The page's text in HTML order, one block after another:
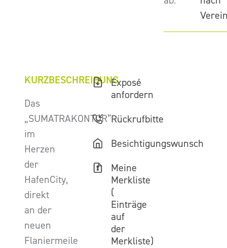
KURZBESCHREIBUNG
Das
„SUMATRAKONTOR”
im
Herzen
der
HafenCity,
direkt
an der
neuen
Flaniermeile
Exposé
anfordern
Rückrufbitte
Besichtigungswunsch
Meine
Merkliste
(
Einträge
auf
der
Merkliste)